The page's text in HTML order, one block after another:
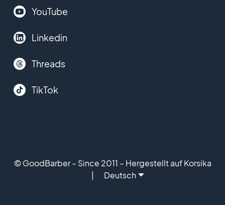
YouTube
Linkedin
Threads
TikTok
© GoodBarber – Since 2011 – Hergestellt auf Korsika
Deutsch